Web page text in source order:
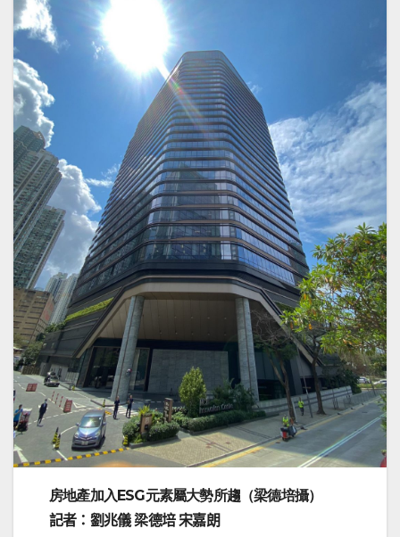
房地產加入ESG元素屬大勢所趨（梁德培攝）
記者：劉兆儀 梁德培 宋嘉朗